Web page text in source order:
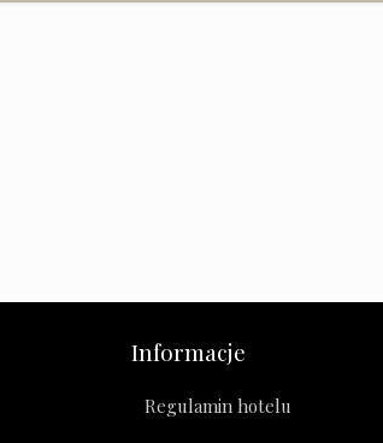
Informacje
Regulamin hotelu